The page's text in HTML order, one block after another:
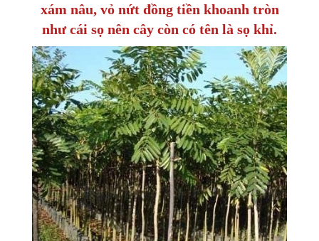
xám nâu, vỏ nứt đồng tiền khoanh tròn
như cái sọ nên cây còn có tên là sọ khỉ.